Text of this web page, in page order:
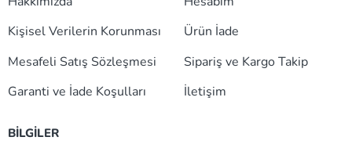
Kişisel Verilerin Korunması
Mesafeli Satış Sözleşmesi
Garanti ve İade Koşulları
Ürün İade
Sipariş ve Kargo Takip
İletişim
BİLGİLER